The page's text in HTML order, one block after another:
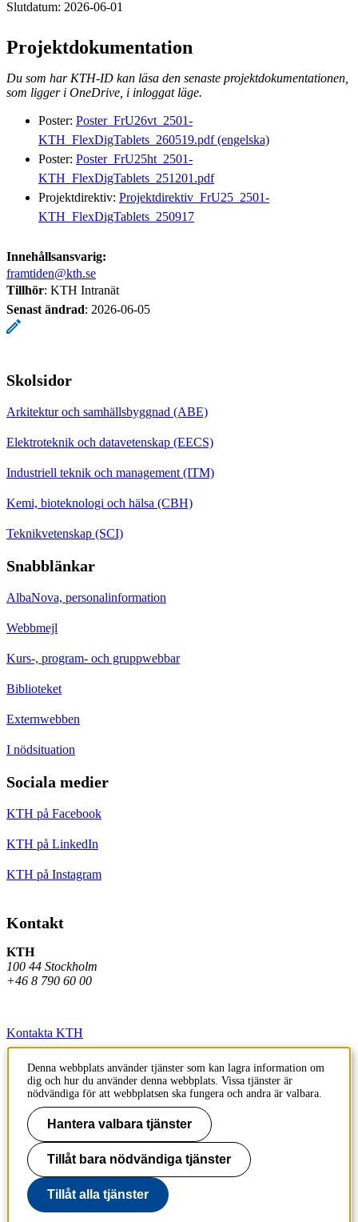
Slutdatum: 2026-06-01
Projektdokumentation
Du som har KTH-ID kan läsa den senaste projektdokumentationen,
som ligger i OneDrive, i inloggat läge.
Poster: Poster_FrU26vt_2501-
KTH_FlexDigTablets_260519.pdf (engelska)
Poster: Poster_FrU25ht_2501-
KTH_FlexDigTablets_251201.pdf
Projektdirektiv: Projektdirektiv_FrU25_2501-
KTH_FlexDigTablets_250917
Innehållsansvarig:
framtiden@kth.se
Tillhör: KTH Intranät
Senast ändrad: 2026-06-05
Skolsidor
Arkitektur och samhällsbyggnad (ABE)
Elektroteknik och datavetenskap (EECS)
Industriell teknik och management (ITM)
Kemi, bioteknologi och hälsa (CBH)
Teknikvetenskap (SCI)
Snabblänkar
AlbaNova, personalinformation
Webbmejl
Kurs-, program- och gruppwebbar
Biblioteket
Externwebben
I nödsituation
Sociala medier
KTH på Facebook
KTH på LinkedIn
KTH på Instagram
Kontakt
KTH
100 44 Stockholm
+46 8 790 60 00
Kontakta KTH
Jobba på KTH
Press och media
Faktura och betalning KTH
Om KTH:s webbplatser
Tillgänglighetsredogörelse
Denna webbplats använder tjänster som kan lagra information om
dig och hur du använder denna webbplats. Vissa tjänster är
nödvändiga för att webbplatsen ska fungera och andra är valbara.
Hantera valbara tjänster
Tillåt bara nödvändiga tjänster
Tillåt alla tjänster